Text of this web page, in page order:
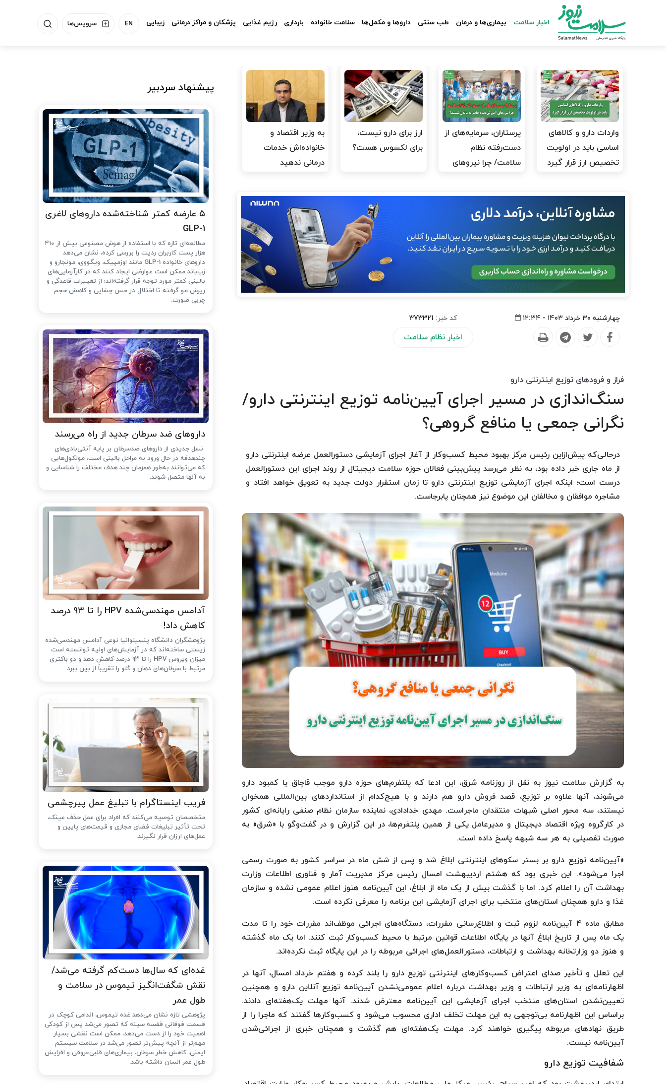
سرویس‌ها EN اخبار سلامت بیماری‌ها و درمان طب سنتی داروها و مکمل‌ها سلامت خانواده بارداری رژیم غذایی پزشکان و مراکز درمانی زیبایی
واردات دارو و کالاهای
اساسی باید در اولویت
تخصیص ارز قرار گیرد
پرستاران، سرمایه‌های از
دست‌رفته نظام
سلامت/ چرا نیروهای
ارز برای دارو نیست،
برای لکسوس هست؟
به وزیر اقتصاد و
خانواده‌اش خدمات
درمانی ندهید
چهارشنبه ۳۰ خرداد ۱۴۰۳ - ۱۲:۳۴ کد خبر: 373321
اخبار نظام سلامت
فراز و فرودهای توزیع اینترنتی دارو
سنگ‌اندازی در مسیر اجرای آیین‌نامه توزیع اینترنتی دارو/
نگرانی جمعی یا منافع گروهی؟
درحالی‌که پیش‌ازاین رئیس مرکز بهبود محیط کسب‌وکار از آغاز اجرای آزمایشی دستورالعمل عرضه اینترنتی دارو
از ماه جاری خبر داده بود، به نظر می‌رسد پیش‌بینی فعالان حوزه سلامت دیجیتال از روند اجرای این دستورالعمل
درست است؛ اینکه اجرای آزمایشی توزیع اینترنتی دارو تا زمان استقرار دولت جدید به تعویق خواهد افتاد و
مشاجره موافقان و مخالفان این موضوع نیز همچنان پابرجاست.
به گزارش سلامت نیوز به نقل از روزنامه شرق، این ادعا که پلتفرم‌های حوزه دارو موجب قاچاق یا کمبود دارو
می‌شوند، آنها علاوه بر توزیع، قصد فروش دارو هم دارند و با هیچ‌کدام از استانداردهای بین‌المللی همخوان
نیستند، سه محور اصلی شبهات منتقدان ماجراست. مهدی خدادادی، نماینده سازمان نظام صنفی رایانه‌ای کشور
در کارگروه ویژه اقتصاد دیجیتال و مدیرعامل یکی از همین پلتفرم‌ها، در این گزارش و در گفت‌وگو با «شرق» به
صورت تفصیلی به هر سه شبهه پاسخ داده است.
«آیین‌نامه توزیع دارو بر بستر سکوهای اینترنتی ابلاغ شد و پس از شش ماه در سراسر کشور به صورت رسمی
اجرا می‌شود». این خبری بود که هشتم اردیبهشت امسال رئیس مرکز مدیریت آمار و فناوری اطلاعات وزارت
بهداشت آن را اعلام کرد. اما با گذشت بیش از یک ماه از ابلاغ، این آیین‌نامه هنوز اعلام عمومی نشده و سازمان
غذا و دارو همچنان استان‌های منتخب برای اجرای آزمایشی این برنامه را معرفی نکرده است.
مطابق ماده ۴ آیین‌نامه لزوم ثبت و اطلاع‌رسانی مقررات‌، دستگاه‌های اجرائی موظف‌اند مقررات خود را تا مدت
یک ماه پس از تاریخ ابلاغ آنها در پایگاه اطلاعات قوانین مرتبط با محیط کسب‌وکار ثبت کنند. اما یک ماه گذشته
و هنوز دو وزارتخانه بهداشت و ارتباطات، دستورالعمل‌های اجرائی مربوطه را در این پایگاه ثبت نکرده‌اند.
این تعلل و تأخیر صدای اعتراض کسب‌وکارهای اینترنتی توزیع دارو را بلند کرده و هفتم خرداد امسال، آنها در
اظهارنامه‌ای به وزیر ارتباطات و وزیر بهداشت درباره اعلام عمومی‌نشدن آیین‌نامه توزیع آنلاین دارو و همچنین
تعیین‌نشدن استان‌های منتخب اجرای آزمایشی این آیین‌نامه معترض شدند. آنها مهلت یک‌هفته‌ای دادند.
براساس این اظهارنامه بی‌توجهی به این مهلت تخلف اداری محسوب می‌شود و کسب‌وکارها گفتند که ماجرا را از
طریق نهادهای مربوطه پیگیری خواهند کرد. مهلت یک‌هفته‌ای هم گذشت و همچنان خبری از اجرائی‌شدن
آیین‌نامه نیست.
شفافیت توزیع دارو
پیشنهاد سردبیر
۵ عارضه کمتر شناخته‌شده داروهای لاغری
GLP-1
مطالعه‌ای تازه که با استفاده از هوش مصنوعی بیش از ۴۱۰
هزار پست کاربران ردیت را بررسی کرده، نشان می‌دهد
داروهای خانواده GLP-1 مانند اوزمپیک، ویگووی، مونجارو و
زپ‌باند ممکن است عوارضی ایجاد کنند که در کارآزمایی‌های
بالینی کمتر مورد توجه قرار گرفته‌اند؛ از تغییرات قاعدگی و
ریزش مو گرفته تا اختلال در حس چشایی و کاهش حجم
چربی صورت.
داروهای ضد سرطان جدید از راه می‌رسند
نسل جدیدی از داروهای ضدسرطان بر پایه آنتی‌بادی‌های
چندهدفه در حال ورود به مراحل بالینی است؛ مولکول‌هایی
که می‌توانند به‌طور همزمان چند هدف مختلف را شناسایی و
به آنها متصل شوند.
آدامس مهندسی‌شده‌ HPV را تا ۹۳ درصد
کاهش داد!
پژوهشگران دانشگاه پنسیلوانیا نوعی آدامس مهندسی‌شده
زیستی ساخته‌اند که در آزمایش‌های اولیه توانسته است
میزان ویروس HPV را تا ۹۳ درصد کاهش دهد و دو باکتری
مرتبط با سرطان‌های دهان و گلو را تقریباً از بین ببرد.
فریب اینستاگرام با تبلیغ عمل پیرچشمی
متخصصان توصیه می‌کنند که افراد برای عمل حذف عینک،
تحت تأثیر تبلیغات فضای مجازی و قیمت‌های پایین و
عمل‌های ارزان قرار نگیرند.
غده‌ای که سال‌ها دست‌کم گرفته می‌شد/
نقش شگفت‌انگیز تیموس در سلامت و
طول عمر
پژوهشی تازه نشان می‌دهد غده تیموس، اندامی کوچک در
قسمت فوقانی قفسه سینه که تصور می‌شد پس از کودکی
اهمیت خود را از دست می‌دهد، ممکن است نقشی بسیار
مهم‌تر از آنچه پیش‌تر تصور می‌شد در سلامت سیستم
ایمنی، کاهش خطر سرطان، بیماری‌های قلبی‌عروقی و افزایش
طول عمر انسان داشته باشد.